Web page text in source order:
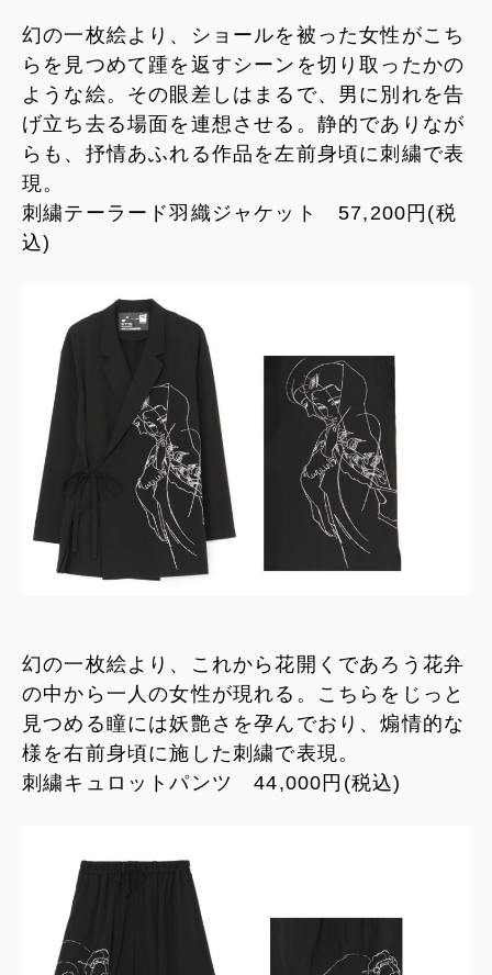
幻の一枚絵より、ショールを被った女性がこち
らを見つめて踵を返すシーンを切り取ったかの
ような絵。その眼差しはまるで、男に別れを告
げ立ち去る場面を連想させる。静的でありなが
らも、抒情あふれる作品を左前身頃に刺繍で表
現。
刺繍テーラード羽織ジャケット 57,200円(税
込)
幻の一枚絵より、これから花開くであろう花弁
の中から一人の女性が現れる。こちらをじっと
見つめる瞳には妖艶さを孕んでおり、煽情的な
様を右前身頃に施した刺繍で表現。
刺繍キュロットパンツ 44,000円(税込)